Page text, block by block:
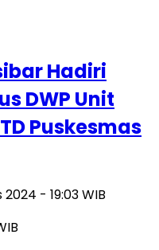
Hadiri
DWP Unit
Puskesmas
- 19:03 WIB